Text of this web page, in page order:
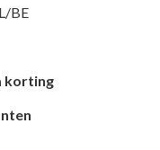
BE
korting